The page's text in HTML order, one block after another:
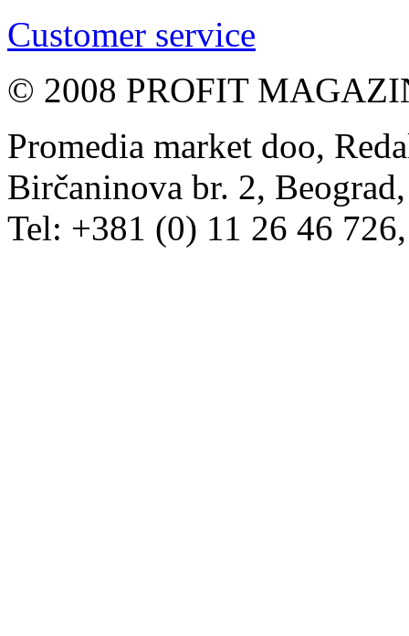
Customer service
© 2008 PROFIT
Promedia market doo,
Birčaninova br. 2,
Tel: +381 (0) 11 26 46